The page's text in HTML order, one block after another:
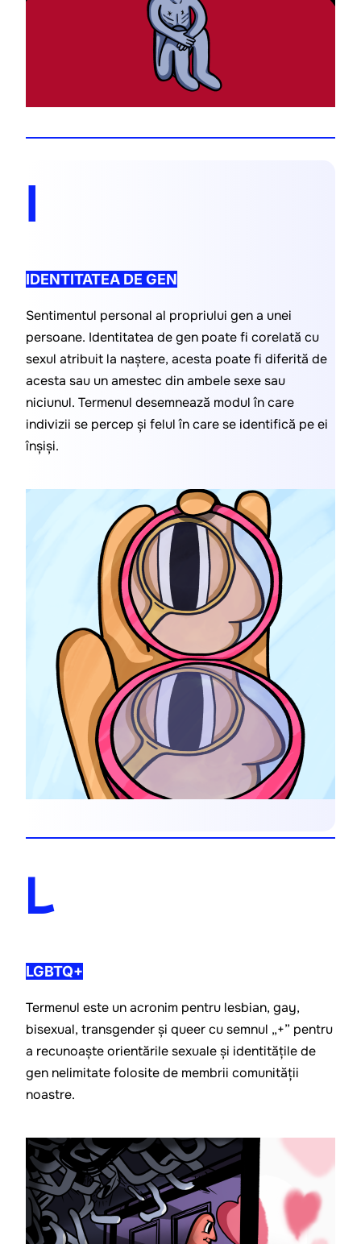
I
IDENTITATEA DE GEN
Sentimentul personal al propriului gen a unei
persoane. Identitatea de gen poate fi corelată cu
sexul atribuit la naștere, acesta poate fi diferită de
acesta sau un amestec din ambele sexe sau
niciunul. Termenul desemnează modul în care
indivizii se percep și felul în care se identifică pe ei
înșiși.
L
LGBTQ+
Termenul este un acronim pentru lesbian, gay,
bisexual, transgender și queer cu semnul „+” pentru
a recunoaște orientările sexuale și identitățile de
gen nelimitate folosite de membrii comunității
noastre.